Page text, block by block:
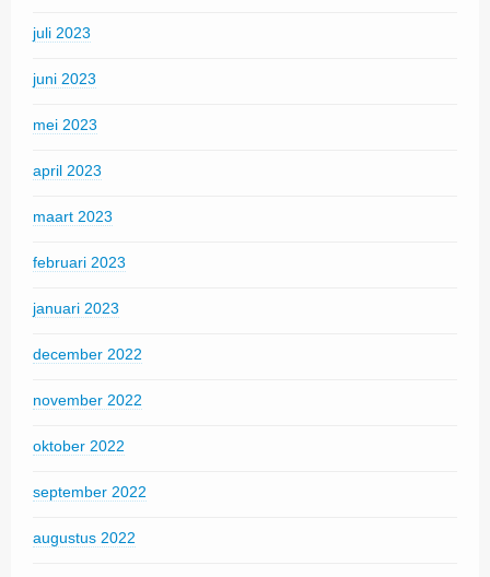
juli 2023
juni 2023
mei 2023
april 2023
maart 2023
februari 2023
januari 2023
december 2022
november 2022
oktober 2022
september 2022
augustus 2022